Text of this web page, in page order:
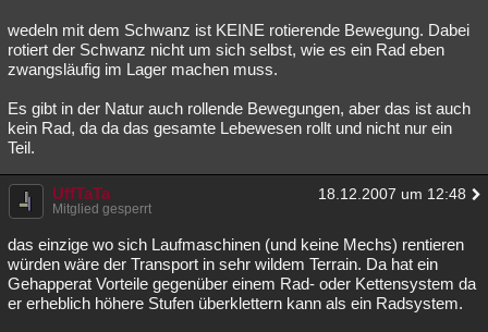
Astronomie Helpdesk Gruppen Gaming Filme
Musik Clash
Übersichten
Besucht
Lesenswert
wedeln mit dem Schwanz ist KEINE rotierende Bewegung. Dabei
rotiert der Schwanz nicht um sich selbst, wie es ein Rad eben
zwangsläufig im Lager machen muss.
Es gibt in der Natur auch rollende Bewegungen, aber das ist auch
kein Rad, da da das gesamte Lebewesen rollt und nicht nur ein
Teil.
UffTaTa 18.12.2007 um 12:48
Mitglied gesperrt
das einzige wo sich Laufmaschinen (und keine Mechs) rentieren
würden wäre der Transport in sehr wildem Terrain. Da hat ein
Gehapperat Vorteile gegenüber einem Rad- oder Kettensystem da
er erheblich höhere Stufen überklettern kann als ein Radsystem.